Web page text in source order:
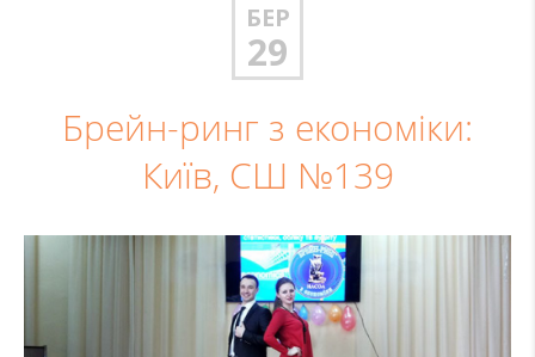
БЕР
29
Брейн-ринг з економіки:
Київ, СШ №139